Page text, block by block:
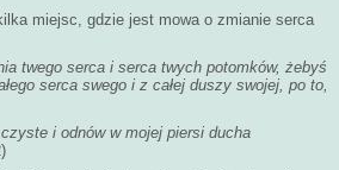
miejsc, gdzie jest mowa o zmianie serca
twego serca i serca twych potomków, żebyś
serca swego i z całej duszy swojej, po to,
i odnów w mojej piersi ducha